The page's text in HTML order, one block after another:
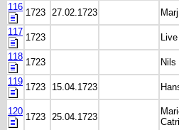
116
1723 27.02.1723 Marj
117
1723 Live
118
1723 Nils
119
1723 15.04.1723
120
1723 25.04.1723